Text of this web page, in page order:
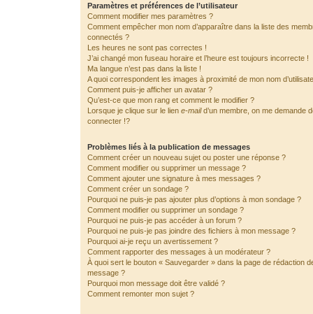
Paramètres et préférences de l’utilisateur
Comment modifier mes paramètres ?
Comment empêcher mon nom d’apparaître dans la liste des
connectés ?
Les heures ne sont pas correctes !
J’ai changé mon fuseau horaire et l’heure est toujours incorrecte !
Ma langue n’est pas dans la liste !
A quoi correspondent les images à proximité de mon nom
Comment puis-je afficher un avatar ?
Qu’est-ce que mon rang et comment le modifier ?
Lorsque je clique sur le lien e-maild’un membre, on me demande
connecter !?
Problèmes liés à la publication de messages
Comment créer un nouveau sujet ou poster une réponse ?
Comment modifier ou supprimer un message ?
Comment ajouter une signature à mes messages ?
Comment créer un sondage ?
Pourquoi ne puis-je pas ajouter plus d’options à mon sondage ?
Comment modifier ou supprimer un sondage ?
Pourquoi ne puis-je pas accéder à un forum ?
Pourquoi ne puis-je pas joindre des fichiers à mon message ?
Pourquoi ai-je reçu un avertissement ?
Comment rapporter des messages à un modérateur ?
À quoi sert le bouton « Sauvegarder » dans la page de rédaction
message ?
Pourquoi mon message doit être validé ?
Comment remonter mon sujet ?